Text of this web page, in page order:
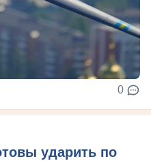
0
ударить по